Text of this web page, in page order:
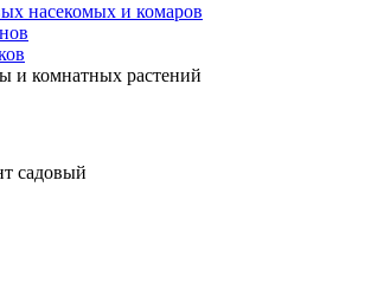
насекомых и комаров
и комнатных растений
садовый